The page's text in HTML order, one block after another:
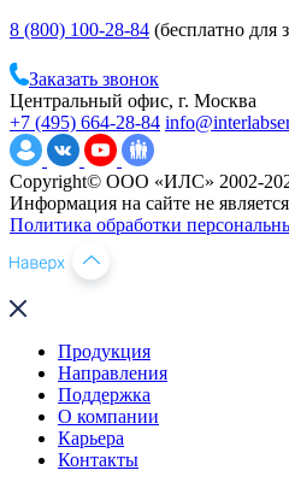
8 (800) 100-28-84 (бесплатно для
Заказать звонок
Центральный офис, г. Москва
+7 (495) 664-28-84
Copyright© ООО «ИЛС» 2002-
Информация на сайте не
Политика обработки
Продукция
Направления
Поддержка
О компании
Карьера
Контакты